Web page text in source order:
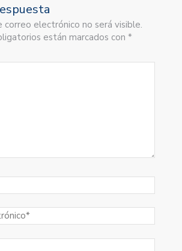
correo electrónico no será visible.
están marcados con *